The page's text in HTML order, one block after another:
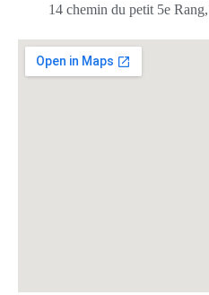
14 chemin du petit 5e